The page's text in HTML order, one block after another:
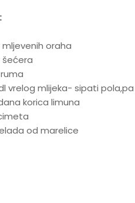
oraha
šećera
vrelog mlijeka- sipati
korica limuna
od marelice